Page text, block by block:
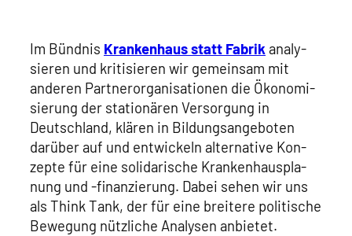
Im Bünd­nis Kran­ken­haus statt Fabrik ana­ly­
sie­ren und kri­ti­sie­ren wir gemein­sam mit
ande­ren Part­ner­or­ga­ni­sa­tio­nen die Öko­no­mi­
sie­rung der sta­tio­nä­ren Ver­sor­gung in
Deutsch­land, klä­ren in Bil­dungs­an­ge­bo­ten
dar­über auf und ent­wi­ckeln alter­na­ti­ve Kon­
zep­te für eine soli­da­ri­sche Kran­ken­haus­pla­
nung und ‑finan­zie­rung. Dabei sehen wir uns
als Think Tank, der für eine brei­te­re poli­ti­sche
Bewe­gung nütz­li­che Ana­ly­sen anbie­tet.